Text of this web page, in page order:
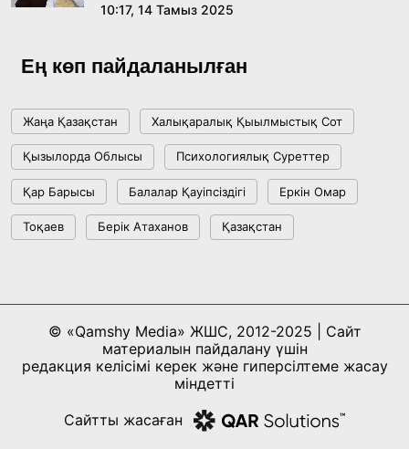
10:17, 14 Тамыз 2025
Ең көп пайдаланылған
Жаңа Қазақстан Халықаралық Қыылмыстық Сот
Қызылорда Облысы Психологиялық Суреттер
Қар Барысы Балалар Қауіпсіздігі Еркін Омар
Тоқаев Берік Атаханов Қазақстан
© «Qamshy Media» ЖШС, 2012-2025 | Сайт
материалын пайдалану үшін
редакция келісімі керек және гиперсілтеме жасау
міндетті
Сайтты жасаған